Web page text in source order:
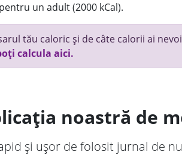
un adult (2000 kCal).
tău caloric și de câte calorii ai
calcula aici.
noastră de
și ușor de folosit jurnal de